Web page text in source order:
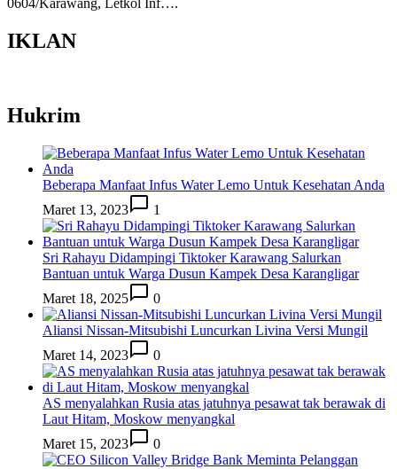
IKLAN
Hukrim
Beberapa Manfaat Infus Water Lemo Untuk Kesehatan Anda
Maret 13, 2023
1
Sri Rahayu Didampingi Tiktoker Karawang Salurkan
Bantuan untuk Warga Dusun Kampek Desa Karangligar
Maret 18, 2025
0
Aliansi Nissan-Mitsubishi Luncurkan Livina Versi Mungil
Maret 14, 2023
0
AS menyalahkan Rusia atas jatuhnya pesawat tak berawak di
Laut Hitam, Moskow menyangkal
Maret 15, 2023
0